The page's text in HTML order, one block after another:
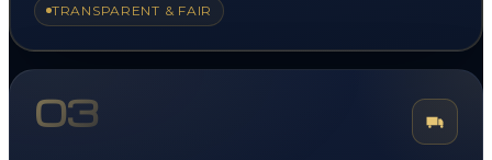
TRANSPARENT & FAIR
03